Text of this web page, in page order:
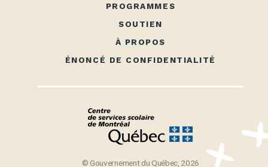
PROGRAMMES
SOUTIEN
À PROPOS
ÉNONCÉ DE CONFIDENTIALITÉ
© Gouvernement du Québec, 2026